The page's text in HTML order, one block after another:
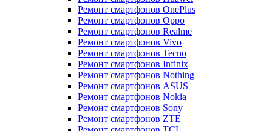
Ремонт смартфонов OnePlus
Ремонт смартфонов Oppo
Ремонт смартфонов Realme
Ремонт смартфонов Vivo
Ремонт смартфонов Tecno
Ремонт смартфонов Infinix
Ремонт смартфонов Nothing
Ремонт смартфонов ASUS
Ремонт смартфонов Nokia
Ремонт смартфонов Sony
Ремонт смартфонов ZTE